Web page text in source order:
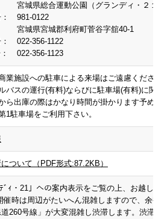
宮城県総合運動公園（グランディ・２１
981-0122
宮城県宮城郡利府町菅谷字舘40-1
022-356-1122
022-356-1123
業施設への駐車による来場はご遠慮くださ
バスの運行(有料)ならびに駐車場(有料)に関
ら出庫の際はかなり時間が掛かります予め
1駐車場をご利用下さい。
ついて（PDF形式:87.2KB）
ﾞｨ・21」への案内表示をご覧の上、お越し
催時は周辺がたいへん混雑しますので、余
260号線」が大変混雑し渋滞します。渋滞